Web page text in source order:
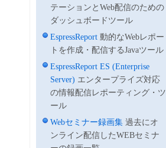
テーションとWeb配信のための
ダッシュボードツール
EspressReport 動的なWebレポー
トを作成・配信するJavaツール
EspressReport ES (Enterprise
Server) エンタープライズ対応
の情報配信レポーティング・ツ
ール
Webセミナー録画集 過去にオ
ンライン配信したWEBセミナ